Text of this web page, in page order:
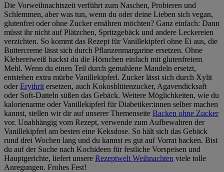
Die Vorweihnachtszeit verführt zum Naschen, Probieren und
Schlemmen, aber was tun, wenn du oder deine Lieben sich vegan,
glutenfrei oder ohne Zucker ernähren möchten? Ganz einfach: Dann
müsst ihr nicht auf Plätzchen, Spritzgebäck und andere Leckereien
verzichten. So kommt das Rezept für Vanillekipferl ohne Ei aus, die
Buttercreme lässt sich durch Pflanzenmargarine ersetzen. Ohne
Klebereiweiß backst du die Hörnchen einfach mit glutenfreiem
Mehl. Wenn du einen Teil durch gemahlene Mandeln ersetzt,
entstehen extra mürbe Vanillekipferl. Zucker lässt sich durch Xylit
oderErythrit ersetzen, auch Kokosblütenzucker, Agavendicksaft
oder Soft-Datteln süßen das Gebäck. Weitere Möglichkeiten, wie du
kalorienarme oder Vanillekipferl für Diabetiker:innen selber machen
kannst, stellen wir dir auf unserer Themenseite Backen ohne Zucker
vor. Unabhängig vom Rezept, verwende zum Aufbewahren der
Vanillekipferl am besten eine Keksdose. So hält sich das Gebäck
rund drei Wochen lang und du kannst es gut auf Vorrat backen. Bist
du auf der Suche nach Kochideen für festliche Vorspeisen und
Hauptgerichte, liefert unsere Rezeptwelt Weihnachten viele tolle
Anregungen. Frohes Fest!